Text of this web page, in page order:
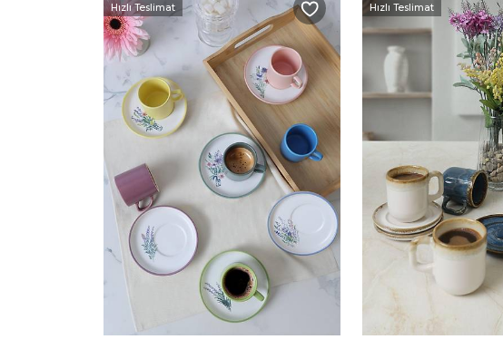
Hızlı Teslimat Hızlı Teslimat